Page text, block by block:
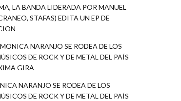
LA BANDA LIDERADA POR MANUEL
STAFAS) EDITA UN EP DE
MONICA NARANJO SE RODEA DE LOS
DE ROCK Y DE METAL DEL PAÍS
GIRA
NARANJO SE RODEA DE LOS
DE ROCK Y DE METAL DEL PAÍS